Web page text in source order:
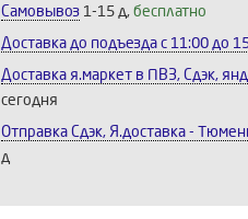
Самовывоз 1-15 д, бесплатно
Доставка до подъезда c 11:00 до
Доставка я.маркет в ПВЗ, Сдэк,
сегодня
Отправка Сдэк, Я.доставка -
д